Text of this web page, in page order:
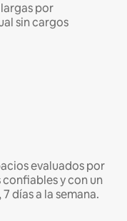
por
sin cargos
evaluados por
y con un
días a la semana.